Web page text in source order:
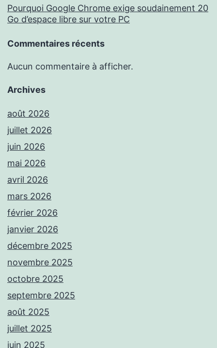
Pourquoi Google Chrome exige soudainement 20
Go d’espace libre sur votre PC
Commentaires récents
Aucun commentaire à afficher.
Archives
août 2026
juillet 2026
juin 2026
mai 2026
avril 2026
mars 2026
février 2026
janvier 2026
décembre 2025
novembre 2025
octobre 2025
septembre 2025
août 2025
juillet 2025
juin 2025